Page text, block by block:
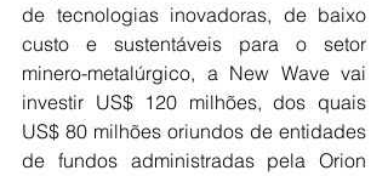
de tecnologias inovadoras, de baixo
custo e sustentáveis para o setor
minero-metalúrgico, a New Wave vai
investir US$ 120 milhões, dos quais
US$ 80 milhões oriundos de entidades
de fundos administradas pela Orion